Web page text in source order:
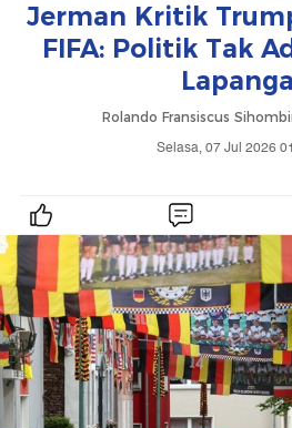
Jerman Kritik
FIFA: Politik Tak
Rolando Fransiscus
Selasa, 07 Jul 2026